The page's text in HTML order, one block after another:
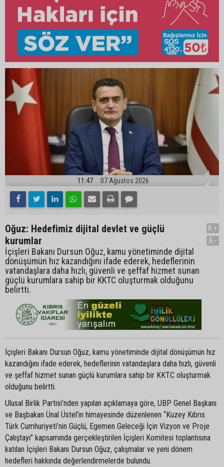
11:47 07 Ağustos 2026
Oğuz: Hedefimiz dijital devlet ve güçlü
kurumlar
İçişleri Bakanı Dursun Oğuz, kamu yönetiminde dijital
dönüşümün hız kazandığını ifade ederek, hedeflerinin
vatandaşlara daha hızlı, güvenli ve şeffaf hizmet sunan
güçlü kurumlara sahip bir KKTC oluşturmak olduğunu
belirtti.
A+
A-
İçişleri Bakanı Dursun Oğuz, kamu yönetiminde dijital dönüşümün hız
kazandığını ifade ederek, hedeflerinin vatandaşlara daha hızlı, güvenli
ve şeffaf hizmet sunan güçlü kurumlara sahip bir KKTC oluşturmak
olduğunu belirtti.
Ulusal Birlik Partisi’nden yapılan açıklamaya göre, UBP Genel Başkanı
ve Başbakan Ünal Üstel’in himayesinde düzenlenen “Kuzey Kıbrıs
Türk Cumhuriyeti’nin Güçlü, Egemen Geleceği İçin Vizyon ve Proje
Çalıştayı” kapsamında gerçekleştirilen İçişleri Komitesi toplantısına
katılan İçişleri Bakanı Dursun Oğuz, çalışmalar ve yeni dönem
hedefleri hakkında değerlendirmelerde bulundu.